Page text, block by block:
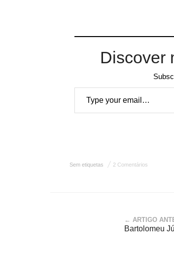
Discover
Type your email…
Sem etiquetas 2 Comentários
← ARTIGO
Bartolomeu